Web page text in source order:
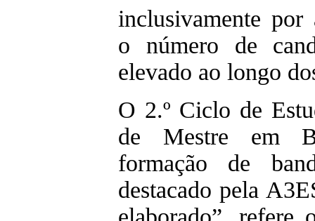
inclusivamente por
o número de
elevado ao longo
O 2.º Ciclo de
de Mestre em
formação de
destacado pela